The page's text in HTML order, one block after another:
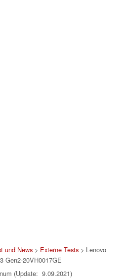
und News> Externe Tests> Lenovo
Gen2-20VH0017GE
(Update: 9.09.2021)